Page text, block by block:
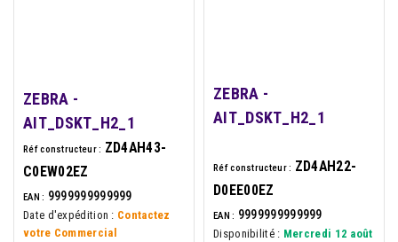
ZEBRA -
AIT_DSKT_H2_1
Réf constructeur : ZD4AH43-
C0EW02EZ
EAN : 9999999999999
Date d'expédition : Contactez
votre Commercial
ZEBRA -
AIT_DSKT_H2_1
Réf constructeur : ZD4AH22-
D0EE00EZ
EAN : 9999999999999
Disponibilité : Mercredi 12 août